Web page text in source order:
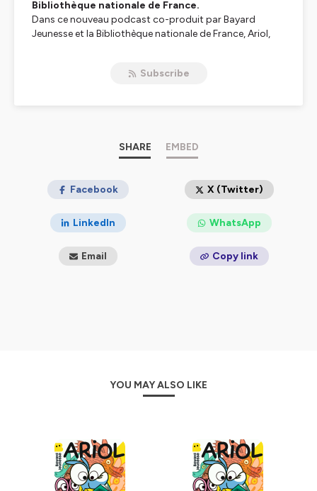
Bibliothèque nationale de France.
Dans ce nouveau podcast co-produit par Bayard
Jeunesse et la Bibliothèque nationale de France, Ariol,
musée de la Bibliothèque. Au cours de cette promenade
fantaisie, signature de la série.
Hébergé par Ausha. Visitez
ausha.co/politique-de-
Subscribe
SHARE EMBED
Facebook X (Twitter)
LinkedIn WhatsApp
Email Copy link
YOU MAY ALSO LIKE